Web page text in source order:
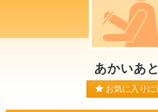
あかいあ
お気に入りに